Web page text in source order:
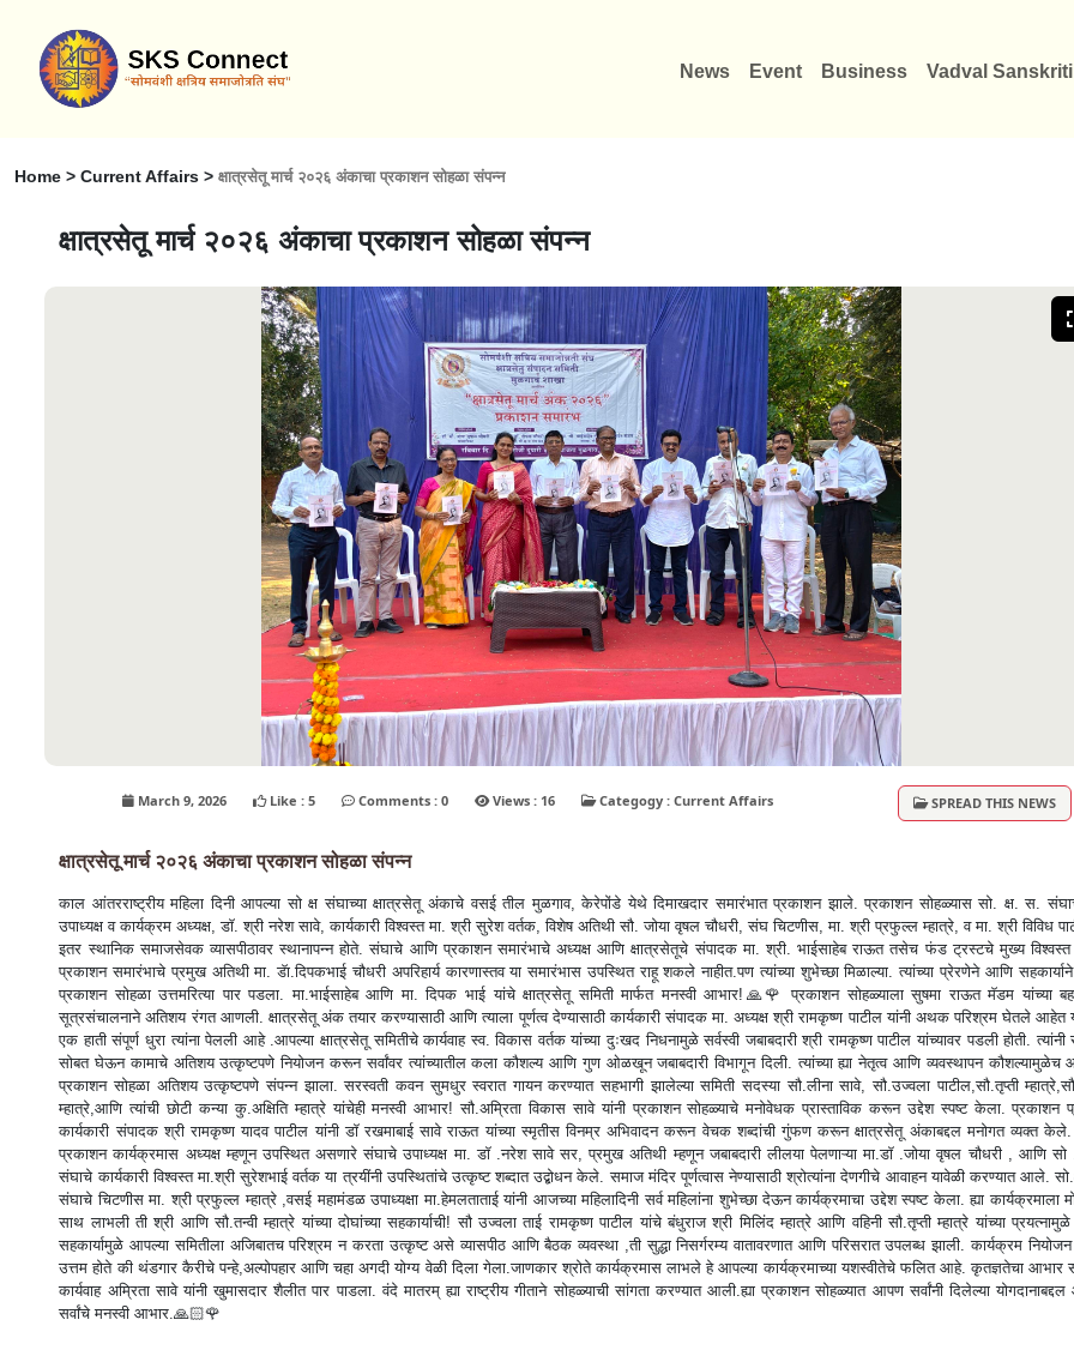
News Event Business Vadval Sanskriti
Home > Current Affairs > क्षात्रसेतू मार्च २०२६ अंकाचा प्रकाशन सोहळा संपन्न
क्षात्रसेतू मार्च २०२६ अंकाचा प्रकाशन सोहळा संपन्न
March 9, 2026 Like : 5 Comments : 0 Views : 16 Categogy : Current Affairs SPREAD THIS NEWS
क्षात्रसेतू मार्च २०२६ अंकाचा प्रकाशन सोहळा संपन्न
काल आंतरराष्ट्रीय महिला दिनी आपल्या सो क्ष संघाच्या क्षात्रसेतू अंकाचे वसई तील मुळगाव, केरेपोंडे येथे दिमाखदार समारंभात प्रकाशन झाले. प्रकाशन सोहळ्यास सो. क्ष. स.
उपाध्यक्ष व कार्यक्रम अध्यक्ष, डाॅ. श्री नरेश सावे, कार्यकारी विश्वस्त मा. श्री सुरेश वर्तक, विशेष अतिथी सौ. जोया वृषल चौधरी, संघ चिटणीस, मा. श्री प्रफुल्ल म्हात्रे, व मा. श्री विविध
इतर स्थानिक समाजसेवक व्यासपीठावर स्थानापन्न होते. संघाचे आणि प्रकाशन समारंभाचे अध्यक्ष आणि क्षात्रसेतूचे संपादक मा. श्री. भाईसाहेब राऊत तसेच फंड ट्रस्टचे मुख्य
प्रकाशन समारंभाचे प्रमुख अतिथी मा. डॅा.दिपकभाई चौधरी अपरिहार्य कारणास्तव या समारंभास उपस्थित राहू शकले नाहीत.पण त्यांच्या शुभेच्छा मिळाल्या. त्यांच्या प्रेरणेने आणि
प्रकाशन सोहळा उत्तमरित्या पार पडला. मा.भाईसाहेब आणि मा. दिपक भाई यांचे क्षात्रसेतू समिती मार्फत मनस्वी आभार!🙏🌹 प्रकाशन सोहळ्याला सुषमा राऊत मॅडम यांच्या
सूत्रसंचालनाने अतिशय रंगत आणली. क्षात्रसेतू अंक तयार करण्यासाठी आणि त्याला पूर्णत्व देण्यासाठी कार्यकारी संपादक मा. अध्यक्ष श्री रामकृष्ण पाटील यांनी अथक परिश्रम घेतले आहेत
एक हाती संपूर्ण धुरा त्यांना पेलली आहे .आपल्या क्षात्रसेतू समितीचे कार्यवाह स्व. विकास वर्तक यांच्या दुःखद निधनामुळे सर्वस्वी जबाबदारी श्री रामकृष्ण पाटील यांच्यावर पडली होती. त्यांनी
सोबत घेऊन कामाचे अतिशय उत्कृष्टपणे नियोजन करून सर्वांवर त्यांच्यातील कला कौशल्य आणि गुण ओळखून जबाबदारी विभागून दिली. त्यांच्या ह्या नेतृत्व आणि व्यवस्थापन कौशल्यामुळेच
प्रकाशन सोहळा अतिशय उत्कृष्टपणे संपन्न झाला. सरस्वती कवन सुमधुर स्वरात गायन करण्यात सहभागी झालेल्या समिती सदस्या सौ.लीना सावे, सौ.उज्वला पाटील,सौ.तृप्ती
म्हात्रे,आणि त्यांची छोटी कन्या कु.अक्षिति म्हात्रे यांचेही मनस्वी आभार! सौ.अम्रिता विकास सावे यांनी प्रकाशन सोहळ्याचे मनोवेधक प्रास्ताविक करून उद्देश स्पष्ट केला. प्रकाशन
कार्यकारी संपादक श्री रामकृष्ण यादव पाटील यांनी डॉ रखमाबाई सावे राऊत यांच्या स्मृतीस विनम्र अभिवादन करून वेचक शब्दांची गुंफण करून क्षात्रसेतू अंकाबद्दल मनोगत व्यक्त
प्रकाशन कार्यक्रमास अध्यक्ष म्हणून उपस्थित असणारे संघाचे उपाध्यक्ष मा. डॉ .नरेश सावे सर, प्रमुख अतिथी म्हणून जबाबदारी लीलया पेलणाऱ्या मा.डॉ .जोया वृषल चौधरी , आणि सो
संघाचे कार्यकारी विश्वस्त मा.श्री सुरेशभाई वर्तक या त्रयींनी उपस्थितांचे उत्कृष्ट शब्दात उद्बोधन केले. समाज मंदिर पूर्णत्वास नेण्यासाठी श्रोत्यांना देणगीचे आवाहन यावेळी करण्यात आले.
संघाचे चिटणीस मा. श्री प्रफुल्ल म्हात्रे ,वसई महामंडळ उपाध्यक्षा मा.हेमलताताई यांनी आजच्या महिलादिनी सर्व महिलांना शुभेच्छा देऊन कार्यक्रमाचा उद्देश स्पष्ट केला. ह्या कार्यक्रमाला
साथ लाभली ती श्री आणि सौ.तन्वी म्हात्रे यांच्या दोघांच्या सहकार्याची! सौ उज्वला ताई रामकृष्ण पाटील यांचे बंधुराज श्री मिलिंद म्हात्रे आणि वहिनी सौ.तृप्ती म्हात्रे यांच्या
सहकार्यामुळे आपल्या समितीला अजिबातच परिश्रम न करता उत्कृष्ट असे व्यासपीठ आणि बैठक व्यवस्था ,ती सुद्धा निसर्गरम्य वातावरणात आणि परिसरात उपलब्ध झाली. कार्यक्रम
उत्तम होते की थंडगार कैरीचे पन्हे,अल्पोपहार आणि चहा अगदी योग्य वेळी दिला गेला.जाणकार श्रोते कार्यक्रमास लाभले हे आपल्या कार्यक्रमाच्या यशस्वीतेचे फलित आहे. कृतज्ञतेचा आभार
कार्यवाह अम्रिता सावे यांनी खुमासदार शैलीत पार पाडला. वंदे मातरम् ह्या राष्ट्रीय गीताने सोहळ्याची सांगता करण्यात आली.ह्या प्रकाशन सोहळ्यात आपण सर्वांनी दिलेल्या
सर्वांचे मनस्वी आभार.🙏🏻🌹